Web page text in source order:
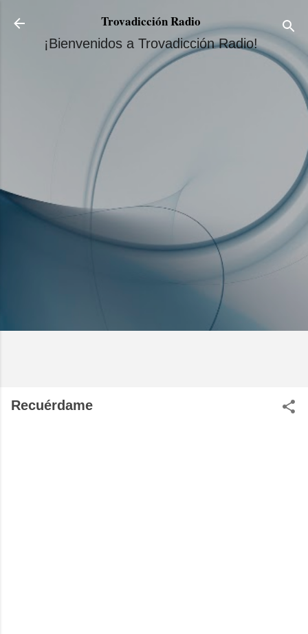
Ir al contenido principal
Trovadicción Radio
¡Bienvenidos a Trovadicción Radio!
Recuérdame